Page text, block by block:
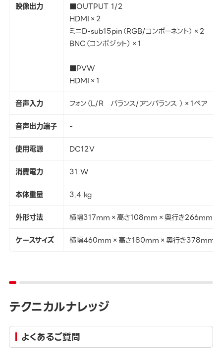
映像出力
■OUTPUT 1/2
HDMI×2
ミニD-sub15pin（RGB/コンポーネント）×2
BNC（コンポジット）×1
■PVW
HDMI×1
音声入力
フォン（L/R バランス/アンバランス ）×1ペア
音声出力端子
-
使用電源
DC12V
消費電力
31 W
本体重量
3.4 kg
外形寸法
横幅317mm×高さ108mm×奥行き266mm
ケースサイズ
横幅460mm×高さ180mm×奥行き378mm
テクニカルナレッジ
よくあるご質問